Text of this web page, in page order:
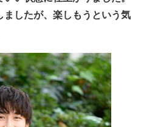
したが、楽しもうという気